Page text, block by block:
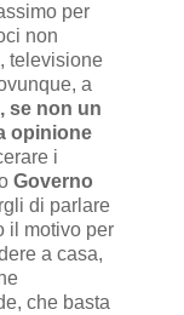
per
non
televisione
a
se non un
opinione
i
Governo
di parlare
il motivo per
a casa,
che basta